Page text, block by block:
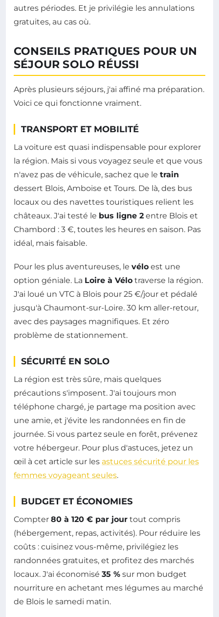
autres périodes. Et je privilégie les annulations
gratuites, au cas où.
CONSEILS PRATIQUES POUR UN
SÉJOUR SOLO RÉUSSI
Après plusieurs séjours, j'ai affiné ma préparation.
Voici ce qui fonctionne vraiment.
TRANSPORT ET MOBILITÉ
La voiture est quasi indispensable pour explorer
la région. Mais si vous voyagez seule et que vous
n'avez pas de véhicule, sachez que le train
dessert Blois, Amboise et Tours. De là, des bus
locaux ou des navettes touristiques relient les
châteaux. J'ai testé le bus ligne 2 entre Blois et
Chambord : 3 €, toutes les heures en saison. Pas
idéal, mais faisable.
Pour les plus aventureuses, le vélo est une
option géniale. La Loire à Vélo traverse la région.
J'ai loué un VTC à Blois pour 25 €/jour et pédalé
jusqu'à Chaumont-sur-Loire. 30 km aller-retour,
avec des paysages magnifiques. Et zéro
problème de stationnement.
SÉCURITÉ EN SOLO
La région est très sûre, mais quelques
précautions s'imposent. J'ai toujours mon
téléphone chargé, je partage ma position avec
une amie, et j'évite les randonnées en fin de
journée. Si vous partez seule en forêt, prévenez
votre hébergeur. Pour plus d'astuces, jetez un
œil à cet article sur les astuces sécurité pour les
femmes voyageant seules.
BUDGET ET ÉCONOMIES
Compter 80 à 120 € par jour tout compris
(hébergement, repas, activités). Pour réduire les
coûts : cuisinez vous-même, privilégiez les
randonnées gratuites, et profitez des marchés
locaux. J'ai économisé 35 % sur mon budget
nourriture en achetant mes légumes au marché
de Blois le samedi matin.